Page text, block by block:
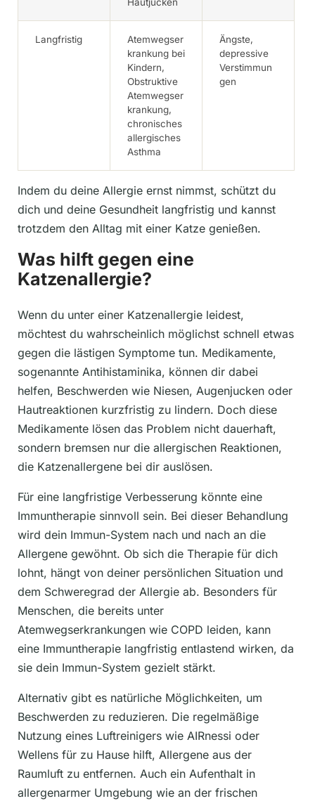
Langfristig
Atemwegser
krankung bei
Kindern,
Obstruktive
Atemwegser
krankung,
chronisches
allergisches
Asthma
Ängste,
depressive
Verstimmun
gen
Indem du deine Allergie ernst nimmst, schützt du
dich und deine Gesundheit langfristig und kannst
trotzdem den Alltag mit einer Katze genießen.
Was hilft gegen eine
Katzenallergie?
Wenn du unter einer Katzenallergie leidest,
möchtest du wahrscheinlich möglichst schnell etwas
gegen die lästigen Symptome tun. Medikamente,
sogenannte Antihistaminika, können dir dabei
helfen, Beschwerden wie Niesen, Augenjucken oder
Hautreaktionen kurzfristig zu lindern. Doch diese
Medikamente lösen das Problem nicht dauerhaft,
sondern bremsen nur die allergischen Reaktionen,
die Katzenallergene bei dir auslösen.
Für eine langfristige Verbesserung könnte eine
Immuntherapie sinnvoll sein. Bei dieser Behandlung
wird dein Immun-System nach und nach an die
Allergene gewöhnt. Ob sich die Therapie für dich
lohnt, hängt von deiner persönlichen Situation und
dem Schweregrad der Allergie ab. Besonders für
Menschen, die bereits unter
Atemwegserkrankungen wie COPD leiden, kann
eine Immuntherapie langfristig entlastend wirken, da
sie dein Immun-System gezielt stärkt.
Alternativ gibt es natürliche Möglichkeiten, um
Beschwerden zu reduzieren. Die regelmäßige
Nutzung eines Luftreinigers wie AIRnessi oder
Wellens für zu Hause hilft, Allergene aus der
Raumluft zu entfernen. Auch ein Aufenthalt in
allergenarmer Umgebung wie an der frischen